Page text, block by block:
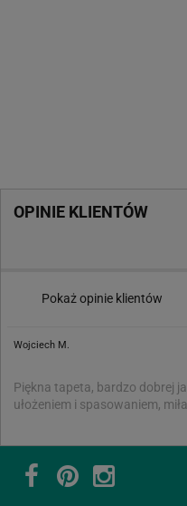
OPINIE KLIENTÓW
Pokaż opinie klientów
Wojciech M.
Piękna tapeta, bardzo dobrej
ułożeniem i spasowaniem,